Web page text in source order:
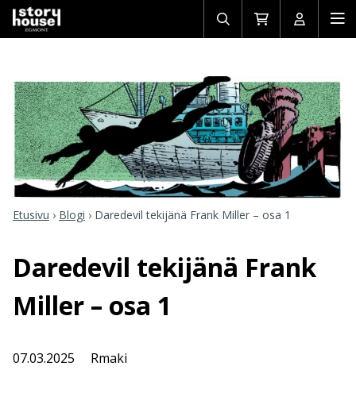
Avaa/sulje
haku
Siirry
ostoskoriin
Avaa/
Etusivu › Blogi › Daredevil tekijänä Frank Miller – osa 1
Daredevil tekijänä Frank
Miller – osa 1
07.03.2025 Rmaki